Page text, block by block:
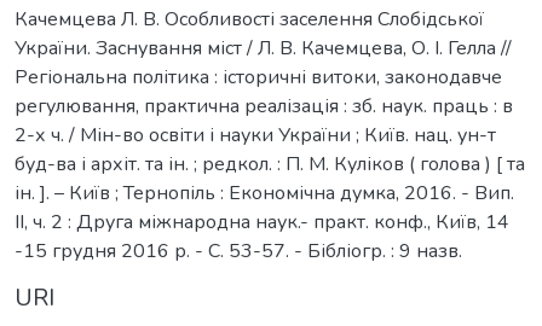
Качемцева Л. В. Особливості заселення Слобідської
України. Заснування міст / Л. В. Качемцева, О. І. Гелла //
Регіональна політика : історичні витоки, законодавче
регулювання, практична реалізація : зб. наук. праць : в
2-х ч. / Мін-во освіти і науки України ; Київ. нац. ун-т
буд-ва і архіт. та ін. ; редкол. : П. М. Куліков ( голова ) [ та
ін. ]. – Київ ; Тернопіль : Економічна думка, 2016. - Вип.
ІІ, ч. 2 : Друга міжнародна наук.- практ. конф., Київ, 14
-15 грудня 2016 р. - С. 53-57. - Бібліогр. : 9 назв.
URI